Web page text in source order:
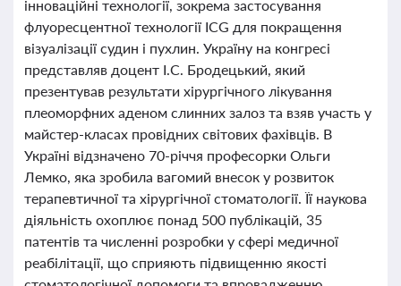
інноваційні технології, зокрема застосування
флуоресцентної технології ICG для покращення
візуалізації судин і пухлин. Україну на конгресі
представляв доцент І.С. Бродецький, який
презентував результати хірургічного лікування
плеоморфних аденом слинних залоз та взяв участь у
майстер-класах провідних світових фахівців. В
Україні відзначено 70-річчя професорки Ольги
Лемко, яка зробила вагомий внесок у розвиток
терапевтичної та хірургічної стоматології. Її наукова
діяльність охоплює понад 500 публікацій, 35
патентів та численні розробки у сфері медичної
реабілітації, що сприяють підвищенню якості